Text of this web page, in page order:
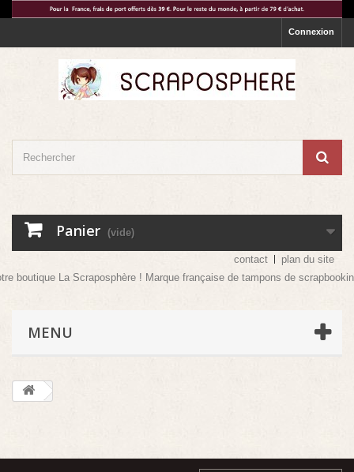
Connexion
Panier (vide)
contact
plan du site
boutique La Scraposphère ! Marque française de tampons de
MENU